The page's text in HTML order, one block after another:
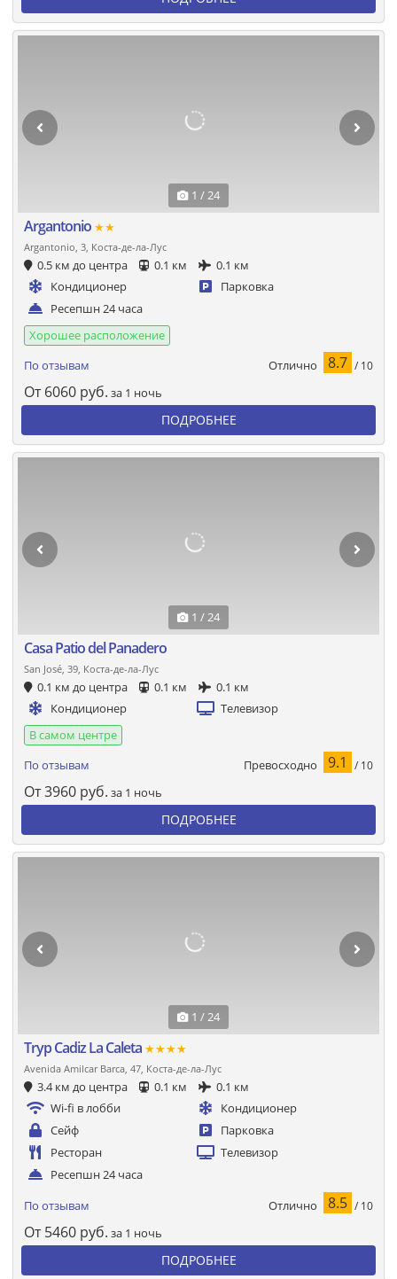
1 / 24
Argantonio ★★
Argantonio, 3, Коста-де-ла-Лус
0.5 км до центра 0.1 км
0.1 км
Кондиционер
Парковка
Ресепшн 24 часа
Хорошее расположение
По отзывам
Отлично 8.7 / 10
От 6060 руб. за 1 ночь
ПОДРОБНЕЕ
1 / 24
Casa Patio del Panadero
San José, 39, Коста-де-ла-Лус
0.1 км до центра 0.1 км
0.1 км
Кондиционер
Телевизор
В самом центре
По отзывам
Превосходно 9.1 / 10
От3960 руб. за 1 ночь
ПОДРОБНЕЕ
1 / 24
Tryp Cadiz La Caleta ★★★★
Avenida Amilcar Barca, 47, Коста-де-ла-Лус
3.4 км до центра 0.1 км
0.1 км
Wi-fi в лобби
Кондиционер
Сейф
Парковка
Ресторан
Телевизор
Ресепшн 24 часа
По отзывам Отлично 8.5 / 10
От 5460 руб. за 1 ночь
ПОДРОБНЕЕ